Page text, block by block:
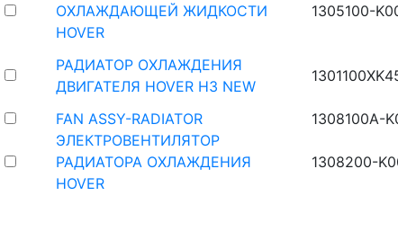
ОХЛАЖДАЮЩЕЙ ЖИДКОСТИ
HOVER
1305100-
РАДИАТОР ОХЛАЖДЕНИЯ
ДВИГАТЕЛЯ HOVER H3 NEW
FAN ASSY-RADIATOR
1308100A-
ЭЛЕКТРОВЕНТИЛЯТОР
РАДИАТОРА ОХЛАЖДЕНИЯ
HOVER
1308200-